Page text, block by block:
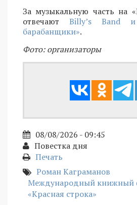
За музыкальную часть на
отвечают Billy’s Band и
барабанщики».
Фото: организаторы
08/08/2026 - 09:45
Повестка дня
Печать
Роман Каграманов
Международный книжный
«Красная строка»